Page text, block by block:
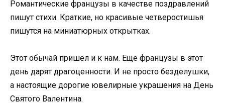
Романтические французы в качестве поздравлений
пишут стихи. Краткие, но красивые четверостишья
пишутся на миниатюрных открытках.
Этот обычай пришел и к нам. Еще французы в этот
день дарят драгоценности. И не просто безделушки,
а настоящие дорогие ювелирные украшения на День
Святого Валентина.